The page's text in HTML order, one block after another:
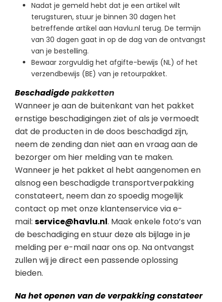
Nadat je gemeld hebt dat je een artikel wilt
terugsturen, stuur je binnen 30 dagen het
betreffende artikel aan Havlu.nl terug. De termijn
van 30 dagen gaat in op de dag van de ontvangst
van je bestelling.
Bewaar zorgvuldig het afgifte-bewijs (NL) of het
verzendbewijs (BE) van je retourpakket.
Beschadigdepakketten
Wanneer je aan de buitenkant van het pakket
ernstige beschadigingen ziet of als je vermoedt
dat de producten in de doos beschadigd zijn,
neem de zending dan niet aan en vraag aan de
bezorger om hier melding van te maken.
Wanneer je het pakket al hebt aangenomen en
alsnog een beschadigde transportverpakking
constateert, neem dan zo spoedig mogelijk
contact op met onze klantenservice via e-
mail: service@havlu.nl. Maak enkele foto’s van
de beschadiging en stuur deze als bijlage in je
melding per e-mail naar ons op. Na ontvangst
zullen wij je direct een passende oplossing
bieden.
Na het openen van de verpakking constateer